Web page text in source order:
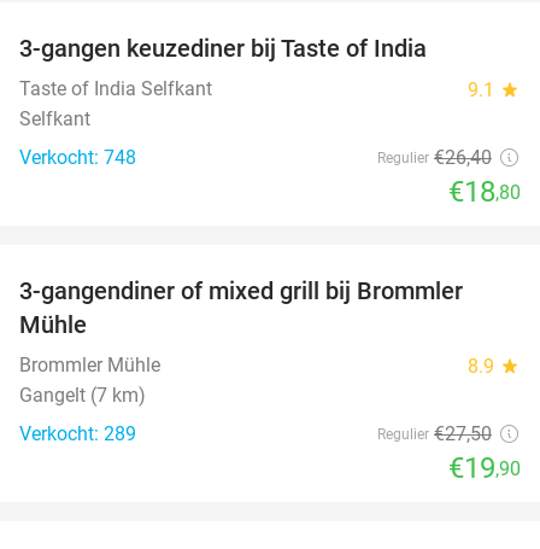
3-gangen keuzediner bij Taste of India
Taste of India Selfkant 9.1 star
Selfkant
Verkocht: 748
Regulier €26,40
€18,80
3-gangendiner of mixed grill bij Brommler
Mühle
Brommler Mühle 8.9 star
Gangelt (7 km)
Verkocht: 289
Regulier €27,50
€19,90